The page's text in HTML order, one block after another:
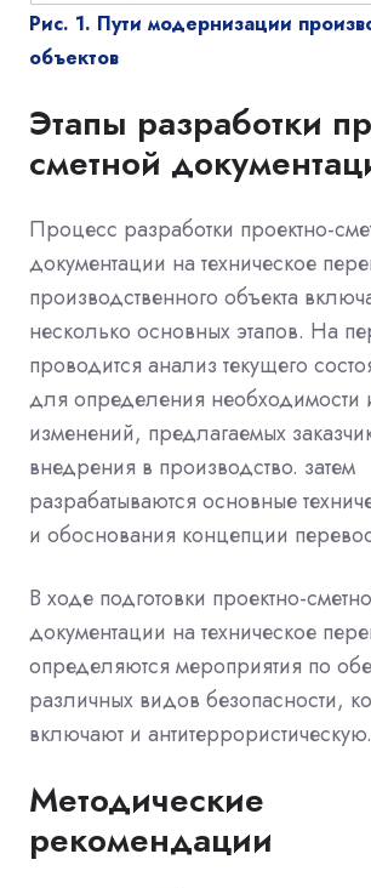
Рис. 1. Пути модернизации
объектов
Этапы разработки
сметной
Процесс разработки проектно-
документации на техническое
производственного объекта
несколько основных этапов. На
проводится анализ текущего
для определения необходимости
изменений, предлагаемых
внедрения в производство. затем
разрабатываются основные
и обоснования концепции
В ходе подготовки проектно-
документации на техническое
определяются мероприятия по
различных видов безопасности,
включают и антитеррористическую.
Методические
рекомендации